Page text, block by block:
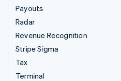
Payouts
Radar
Revenue Recognition
Stripe Sigma
Tax
Terminal